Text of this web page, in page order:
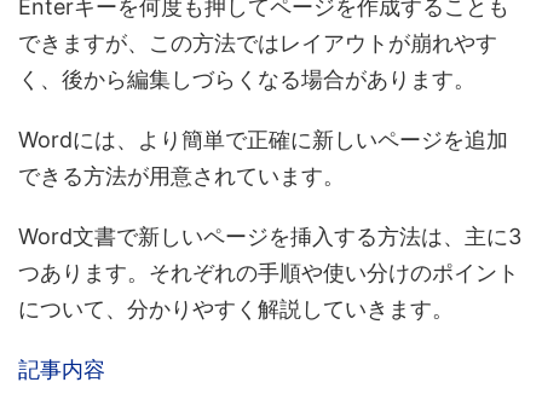
Enterキーを何度も押してページを作成することも
できますが、この方法ではレイアウトが崩れやす
く、後から編集しづらくなる場合があります。
Wordには、より簡単で正確に新しいページを追加
できる方法が用意されています。
Word文書で新しいページを挿入する方法は、主に3
つあります。それぞれの手順や使い分けのポイント
について、分かりやすく解説していきます。
記事内容